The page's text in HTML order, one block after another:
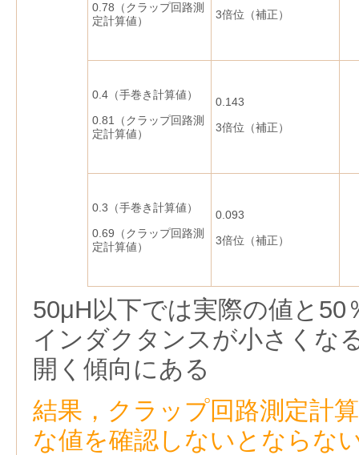
0.78（クラップ回路測
定計算値）
3倍位（補正）
0.4（手巻き計算値）
0.81（クラップ回路測
定計算値）
0.143
3倍位（補正）
0.3（手巻き計算値）
0.69（クラップ回路測
定計算値）
0.093
3倍位（補正）
50μH以下では実際の値と50
インダクタンスが小さくな
開く傾向にある
結果，クラップ回路測定計
な値を確認しないとならな